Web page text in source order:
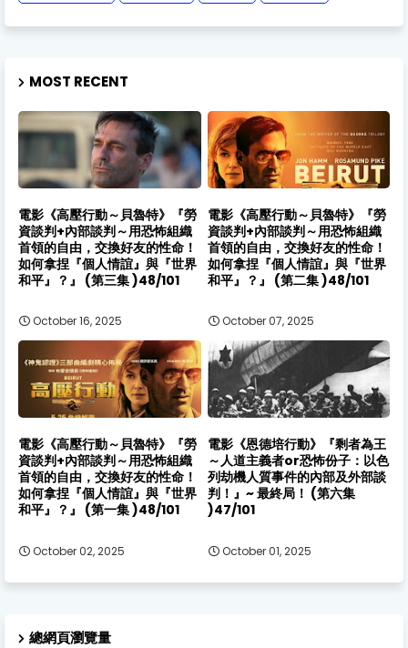
MOST RECENT
電影《高壓行動～貝魯特》『勞
資談判+內部談判～用恐怖組織
首領的自由，交換好友的性命！
如何拿捏『個人情誼』與『世界
和平』？』 (第三集 )48/101
October 16, 2025
電影《高壓行動～貝魯特》『勞
資談判+內部談判～用恐怖組織
首領的自由，交換好友的性命！
如何拿捏『個人情誼』與『世界
和平』？』 (第二集 )48/101
October 07, 2025
電影《高壓行動～貝魯特》『勞
資談判+內部談判～用恐怖組織
首領的自由，交換好友的性命！
如何拿捏『個人情誼』與『世界
和平』？』 (第一集 )48/101
October 02, 2025
電影《恩德培行動》『剩者為王
～人道主義者or恐怖份子：以色
列劫機人質事件的內部及外部談
判！』~ 最終局！ (第六集
)47/101
October 01, 2025
總網頁瀏覽量